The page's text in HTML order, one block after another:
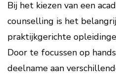
Bij het kiezen van een
counselling is het
praktijkgerichte
Door te focussen op
deelname aan